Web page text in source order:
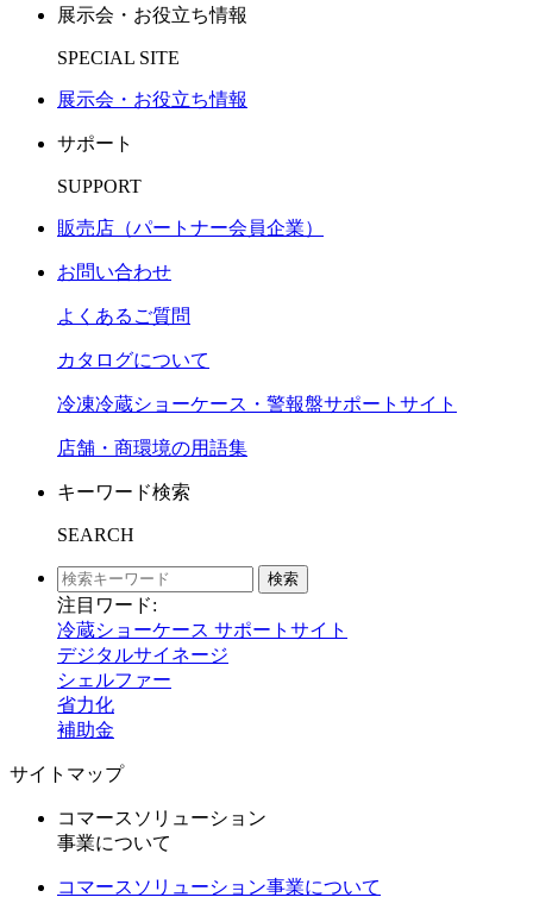
展示会・お役立ち情報
SPECIAL SITE
展示会・お役立ち情報
サポート
SUPPORT
販売店（パートナー会員企業）
お問い合わせ
よくあるご質問
カタログについて
冷凍冷蔵ショーケース・警報盤サポートサイト
店舗・商環境の用語集
キーワード検索
SEARCH
検索
注目ワード:
冷蔵ショーケース サポートサイト
デジタルサイネージ
シェルファー
省力化
補助金
サイトマップ
コマースソリューション
事業について
コマースソリューション事業について